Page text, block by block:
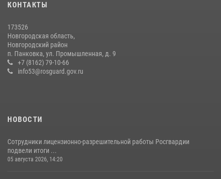
КОНТАКТЫ
173526
Новгородская область,
Новгородский район
п. Панковка, ул. Промышленная, д. 9
+7 (8162) 79-10-66
info53@rosguard.gov.ru
НОВОСТИ
Сотрудники лицензионно-разрешительной работы Росгвардии
подвели итоги ...
05 августа 2026, 14:20